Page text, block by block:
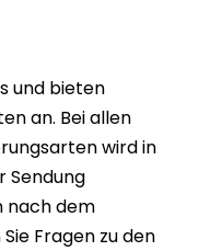
und bieten
an. Bei allen
wird in
Sendung
nach dem
Fragen zu den